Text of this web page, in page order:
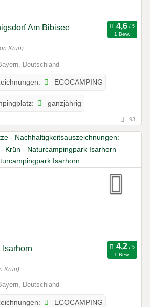
Am Bibisee
1 Bew.
Krün)
Deutschland
ECOCAMPING
ganzjährig
93
Isarhorn
1 Bew.
Krün)
Deutschland
ECOCAMPING